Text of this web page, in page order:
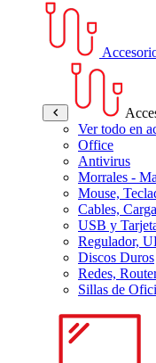
Ver todo en
Office
Antivirus
Morrales -
Mouse,
Cables,
USB y
Regulador,
Discos Duros
Redes,
Sillas de